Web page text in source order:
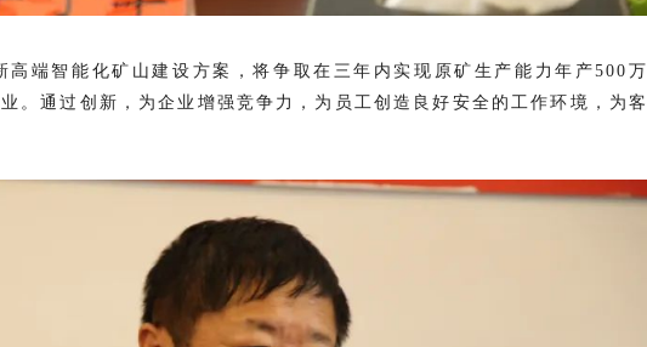
端智能化矿山建设方案，将争取在三年内实现原矿生产能力年产500万
。通过创新，为企业增强竞争力，为员工创造良好安全的工作环境，为客